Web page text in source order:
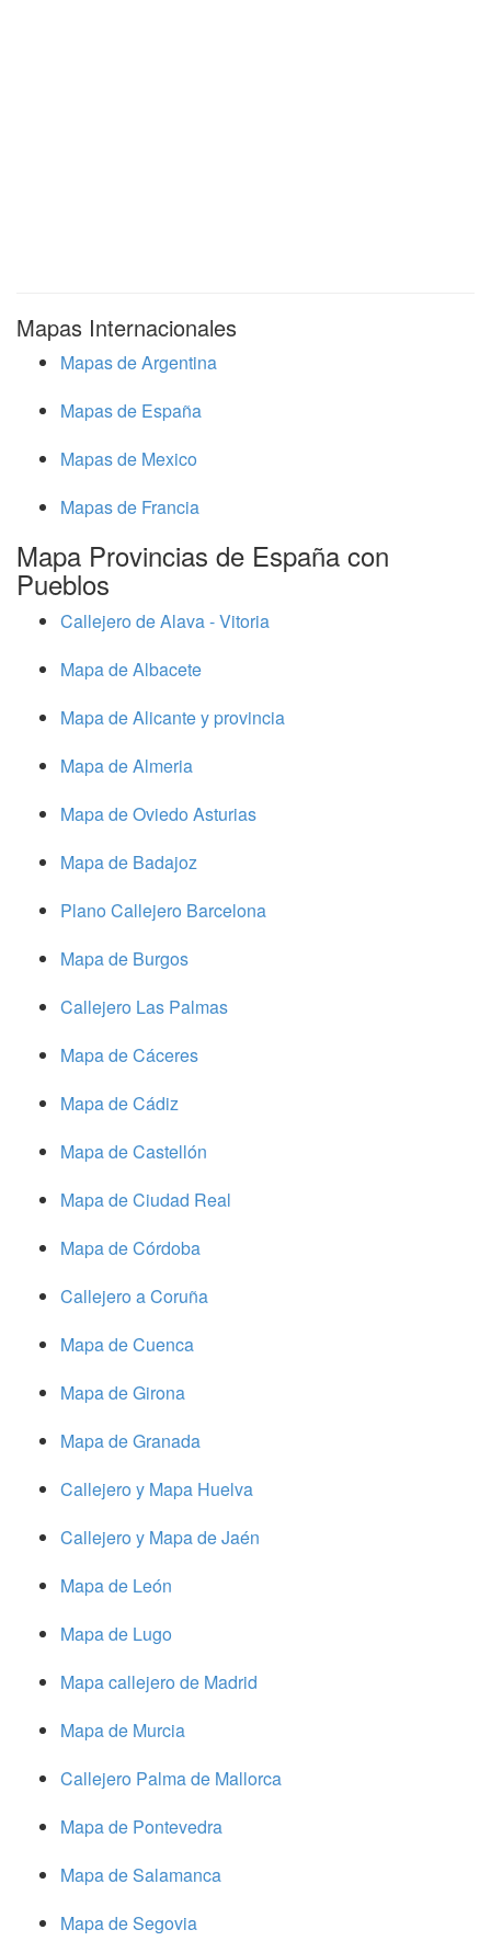
Mapas Internacionales
Mapas de Argentina
Mapas de España
Mapas de Mexico
Mapas de Francia
Mapa Provincias de España con
Pueblos
Callejero de Alava - Vitoria
Mapa de Albacete
Mapa de Alicante y provincia
Mapa de Almeria
Mapa de Oviedo Asturias
Mapa de Badajoz
Plano Callejero Barcelona
Mapa de Burgos
Callejero Las Palmas
Mapa de Cáceres
Mapa de Cádiz
Mapa de Castellón
Mapa de Ciudad Real
Mapa de Córdoba
Callejero a Coruña
Mapa de Cuenca
Mapa de Girona
Mapa de Granada
Callejero y Mapa Huelva
Callejero y Mapa de Jaén
Mapa de León
Mapa de Lugo
Mapa callejero de Madrid
Mapa de Murcia
Callejero Palma de Mallorca
Mapa de Pontevedra
Mapa de Salamanca
Mapa de Segovia